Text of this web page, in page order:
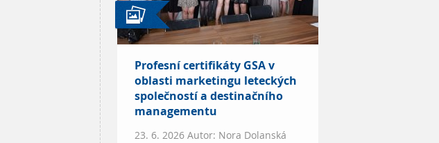
Profesní certifikáty GSA v
oblasti marketingu leteckých
společností a destinačního
managementu
23. 6. 2026 Autor: Nora Dolanská